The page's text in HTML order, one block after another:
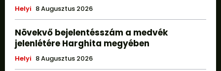
Helyi 8 Augusztus 2026
Növekvő bejelentésszám a medvék
jelenlétére Harghita megyében
Helyi 8 Augusztus 2026